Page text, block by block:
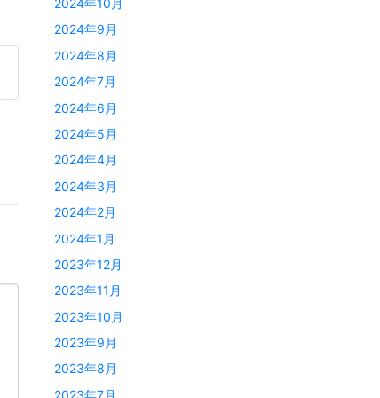
2024年10月
2024年9月
2024年8月
2024年7月
2024年6月
2024年5月
2024年4月
2024年3月
2024年2月
2024年1月
2023年12月
2023年11月
2023年10月
2023年9月
2023年8月
2023年7月